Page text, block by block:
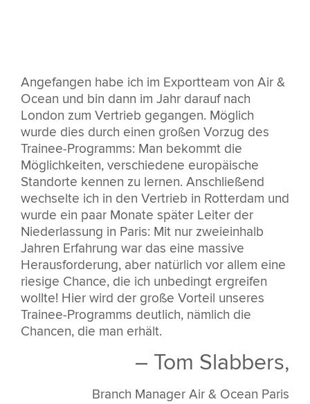
Angefangen habe ich im Exportteam von Air &
Ocean und bin dann im Jahr darauf nach
London zum Vertrieb gegangen. Möglich
wurde dies durch einen großen Vorzug des
Trainee-Programms: Man bekommt die
Möglichkeiten, verschiedene europäische
Standorte kennen zu lernen. Anschließend
wechselte ich in den Vertrieb in Rotterdam und
wurde ein paar Monate später Leiter der
Niederlassung in Paris: Mit nur zweieinhalb
Jahren Erfahrung war das eine massive
Herausforderung, aber natürlich vor allem eine
riesige Chance, die ich unbedingt ergreifen
wollte! Hier wird der große Vorteil unseres
Trainee-Programms deutlich, nämlich die
Chancen, die man erhält.
– Tom Slabbers,
Branch Manager Air & Ocean Paris